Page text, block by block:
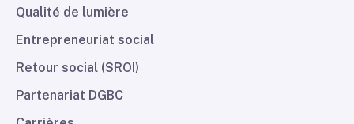
Qualité de lumière
Entrepreneuriat social
Retour social (SROI)
Partenariat DGBC